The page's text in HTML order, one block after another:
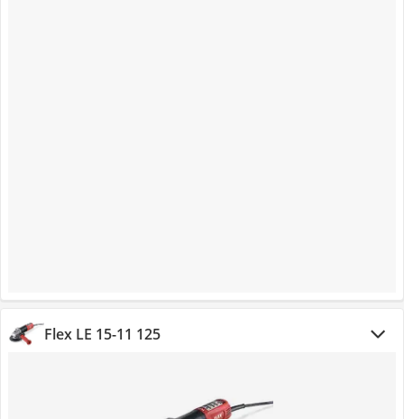
Flex LE 15-11 125